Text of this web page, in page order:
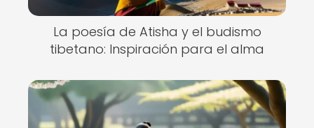
La poesía de Atisha y el budismo
tibetano: Inspiración para el alma